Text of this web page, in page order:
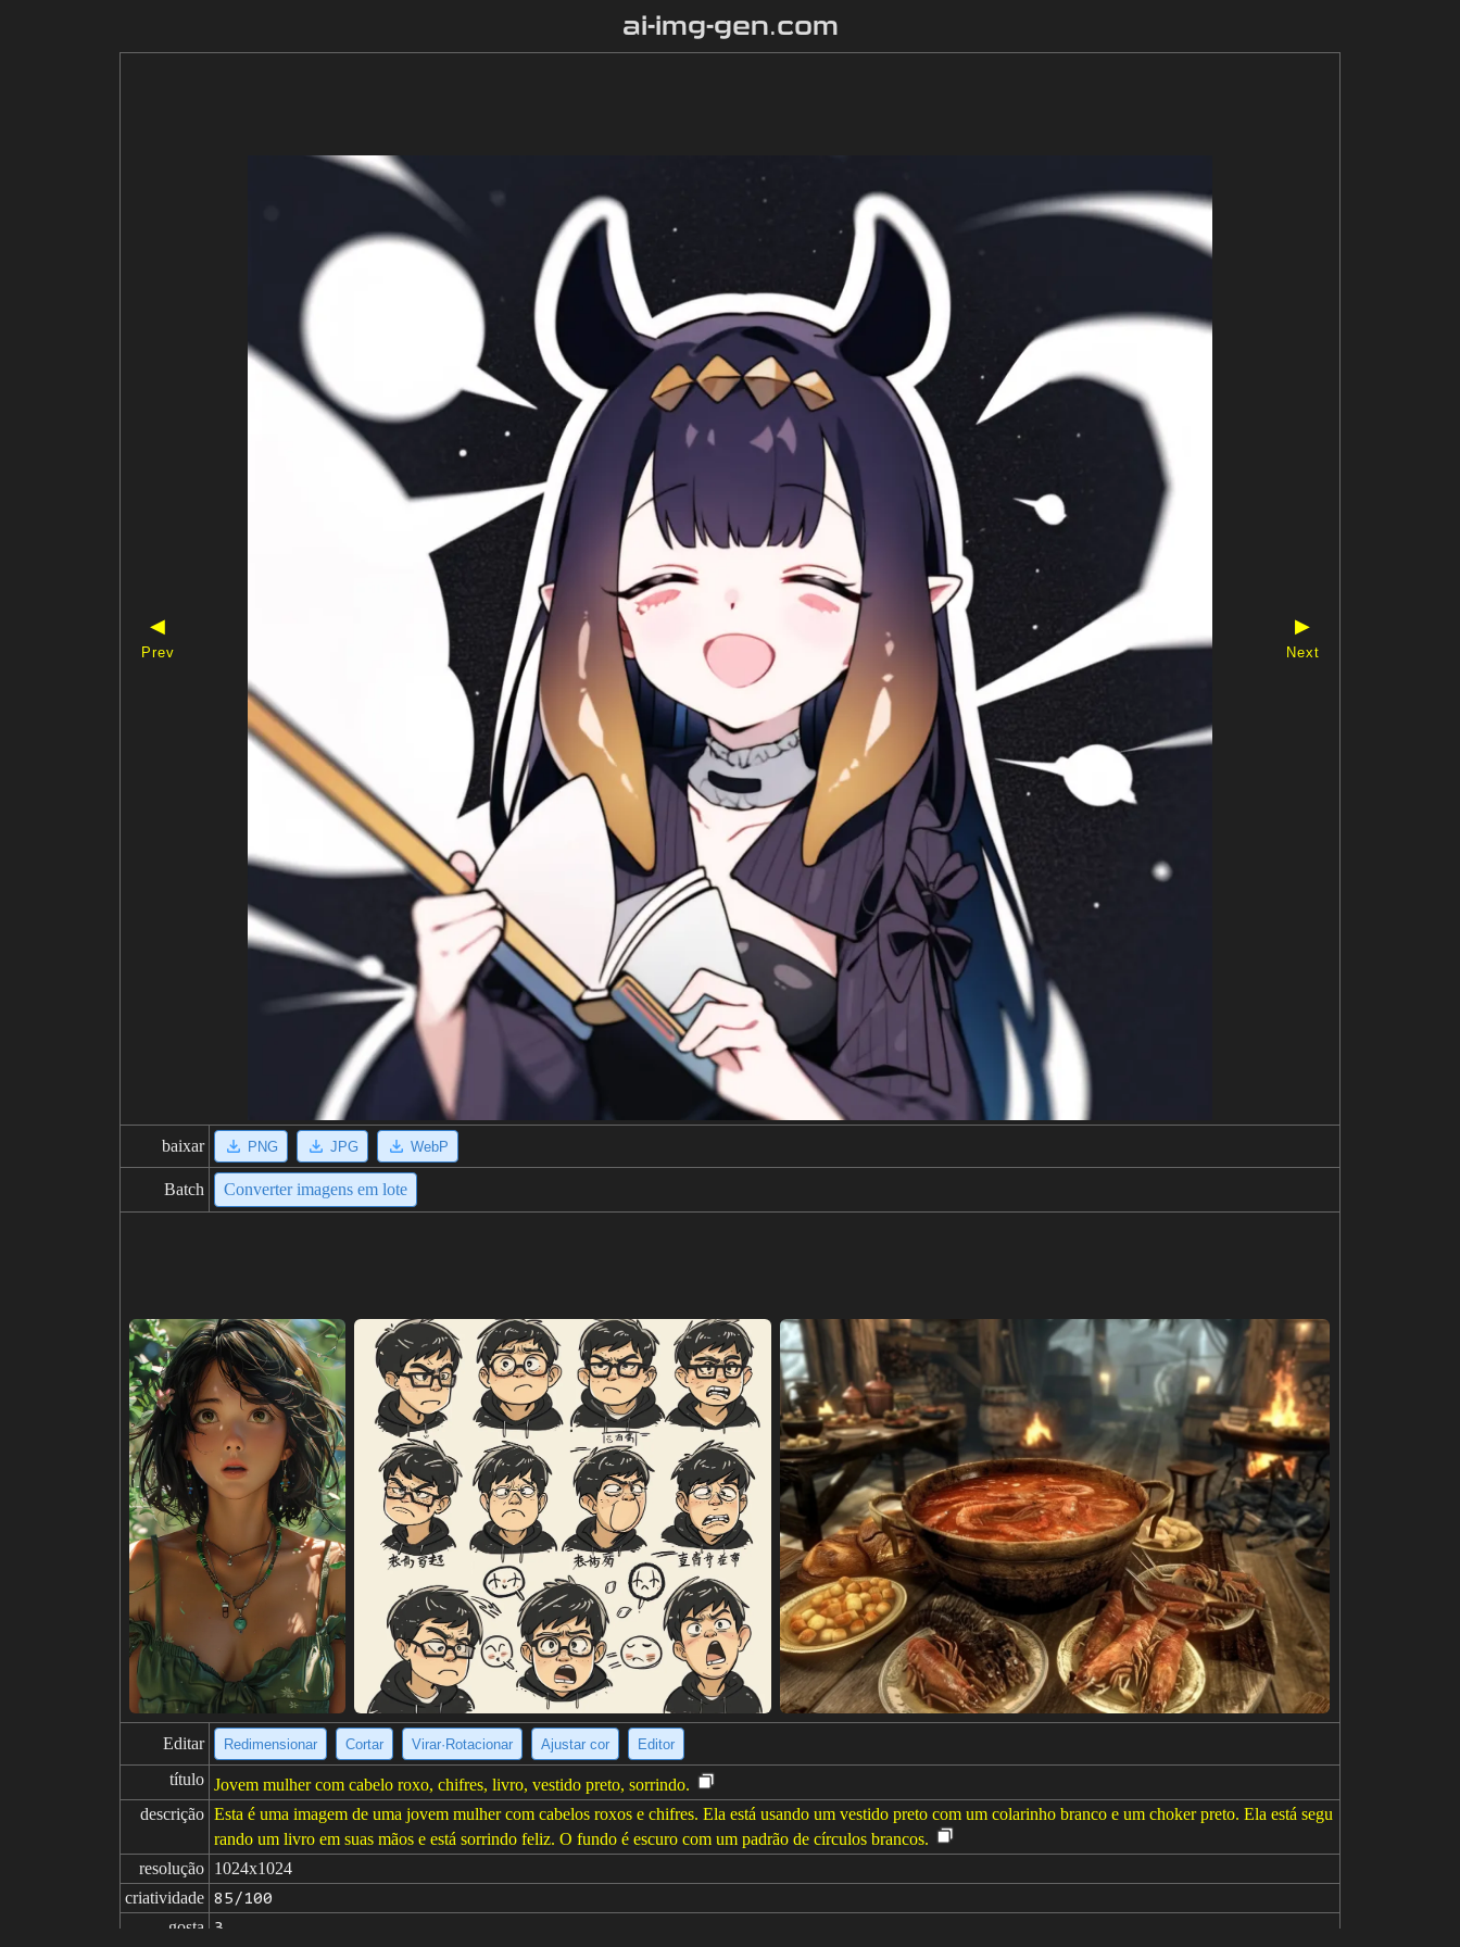
ai-img-gen.com
◀
Prev
▶
Next
baixar PNG JPG WebP
Batch Converter imagens em lote
Editar Redimensionar Cortar Virar·Rotacionar Ajustar cor Editor
título Jovem mulher com cabelo roxo, chifres, livro, vestido preto, sorrindo.
descrição Esta é uma imagem de uma jovem mulher com cabelos roxos e chifres. Ela está usando um vestido preto com um colarinho branco e um choker preto. Ela está segu
rando um livro em suas mãos e está sorrindo feliz. O fundo é escuro com um padrão de círculos brancos.
resolução 1024x1024
criatividade 85/100
gosta 3